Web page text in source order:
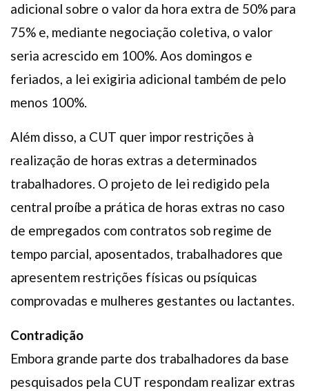
adicional sobre o valor da hora extra de 50% para
75% e, mediante negociação coletiva, o valor
seria acrescido em 100%. Aos domingos e
feriados, a lei exigiria adicional também de pelo
menos 100%.
Além disso, a CUT quer impor restrições à
realização de horas extras a determinados
trabalhadores. O projeto de lei redigido pela
central proíbe a prática de horas extras no caso
de empregados com contratos sob regime de
tempo parcial, aposentados, trabalhadores que
apresentem restrições físicas ou psíquicas
comprovadas e mulheres gestantes ou lactantes.
Contradição
Embora grande parte dos trabalhadores da base
pesquisados pela CUT respondam realizar extras